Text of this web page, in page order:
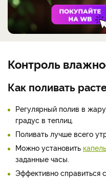
Контроль
Как поливать
Регулярный полив в
градус в теплиц.
Поливать лучше всего
Можно установить
заданные часы.
Эффективно справиться